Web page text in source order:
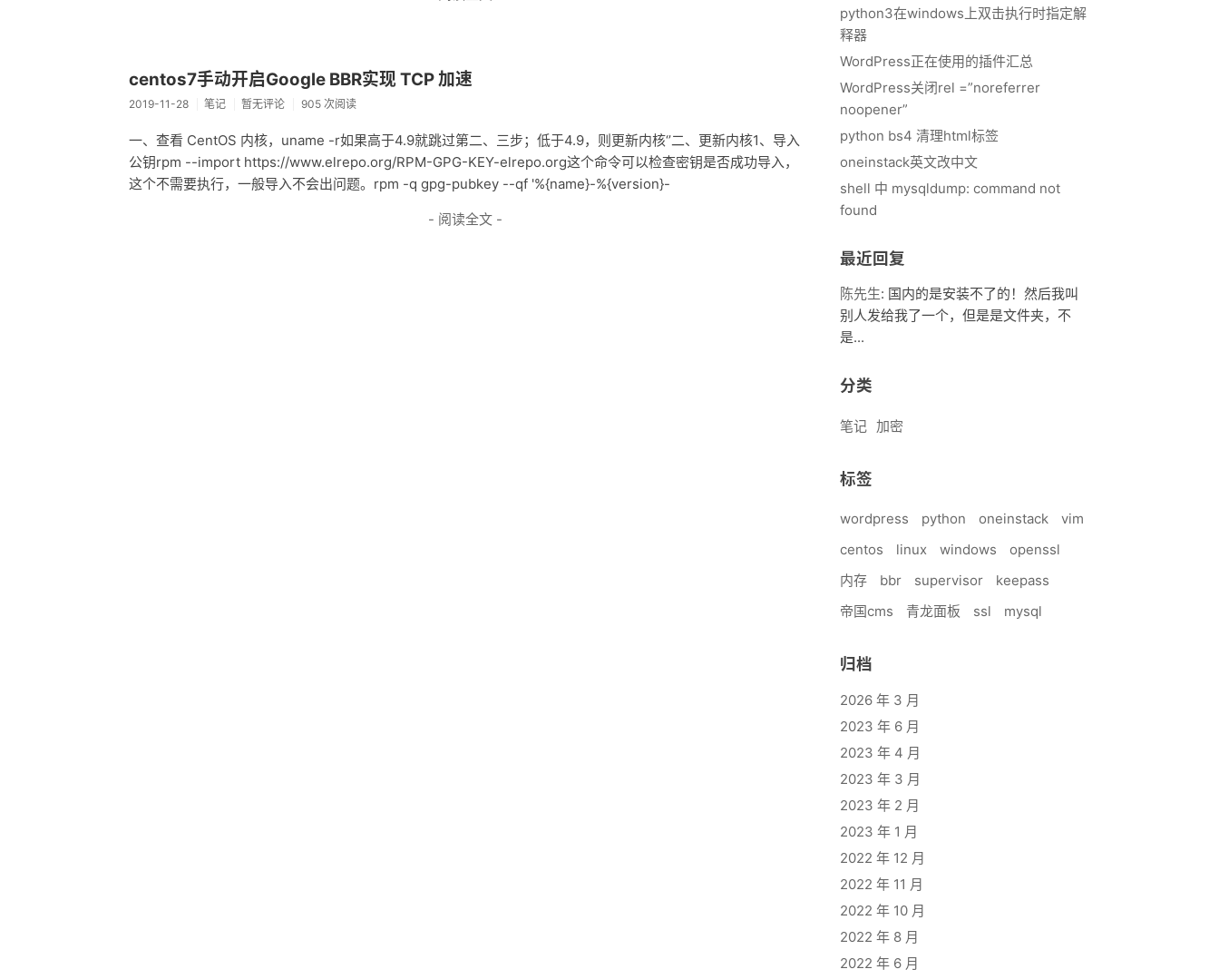
centos7手动开启Google BBR实现 TCP 加速
2019-11-28 笔记 暂无评论 905 次阅读
一、查看 CentOS 内核，uname -r如果高于4.9就跳过第二、三步；低于4.9，则更新内核‘’二、更新内核1、导入
公钥rpm --import https://www.elrepo.org/RPM-GPG-KEY-elrepo.org这个命令可以检查密钥是否成功导入，
这个不需要执行，一般导入不会出问题。rpm -q gpg-pubkey --qf '%{name}-%{version}-
- 阅读全文 -
python3在windows上双击执行时指定解
释器
WordPress正在使用的插件汇总
WordPress关闭rel =”noreferrer
noopener”
python bs4 清理html标签
oneinstack英文改中文
shell 中 mysqldump: command not
found
最近回复
陈先生: 国内的是安装不了的！然后我叫
别人发给我了一个，但是是文件夹，不
是...
分类
笔记 加密
标签
wordpress python oneinstack
vim
centos
linux windows
openssl
内存
bbr supervisor
keepass
帝国cms
青龙面板 ssl mysql
归档
2026 年 3 月
2023 年 6 月
2023 年 4 月
2023 年 3 月
2023 年 2 月
2023 年 1 月
2022 年 12 月
2022 年 11 月
2022 年 10 月
2022 年 8 月
2022 年 6 月